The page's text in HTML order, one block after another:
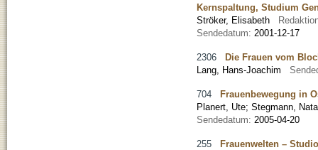
Kernspaltung, Studium
Ströker, Elisabeth
Sendedatum: 2001-12-17
2306 Die Frauen vom
Lang, Hans-Joachim
704 Frauenbewegung in
Planert, Ute; Stegmann,
Sendedatum: 2005-04-20
255 Frauenwelten –